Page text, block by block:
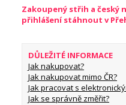
Zakoupený střih a český
přihlášení stáhnout v
DŮLEŽITÉ INFORMACE
Jak nakupovat?
Jak nakupovat mimo ČR?
Jak pracovat s
Jak se správně změřit?